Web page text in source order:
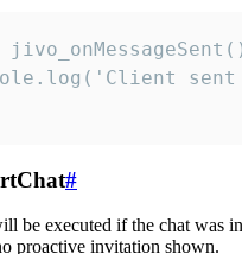
#
be executed if the chat was
proactive invitation shown.